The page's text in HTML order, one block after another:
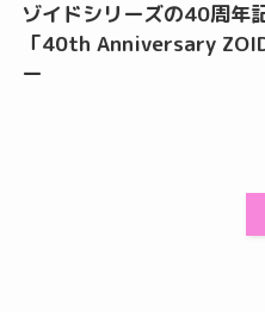
ゾイドシリーズの40周年
「40th Anniversary
ー